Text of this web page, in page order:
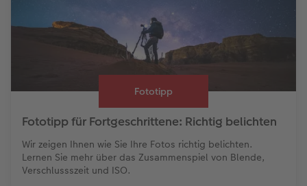
Fototipp
Fototipp für Fortgeschrittene: Richtig belichten
Wir zeigen Ihnen wie Sie Ihre Fotos richtig belichten.
Lernen Sie mehr über das Zusammenspiel von Blende,
Verschlussszeit und ISO.